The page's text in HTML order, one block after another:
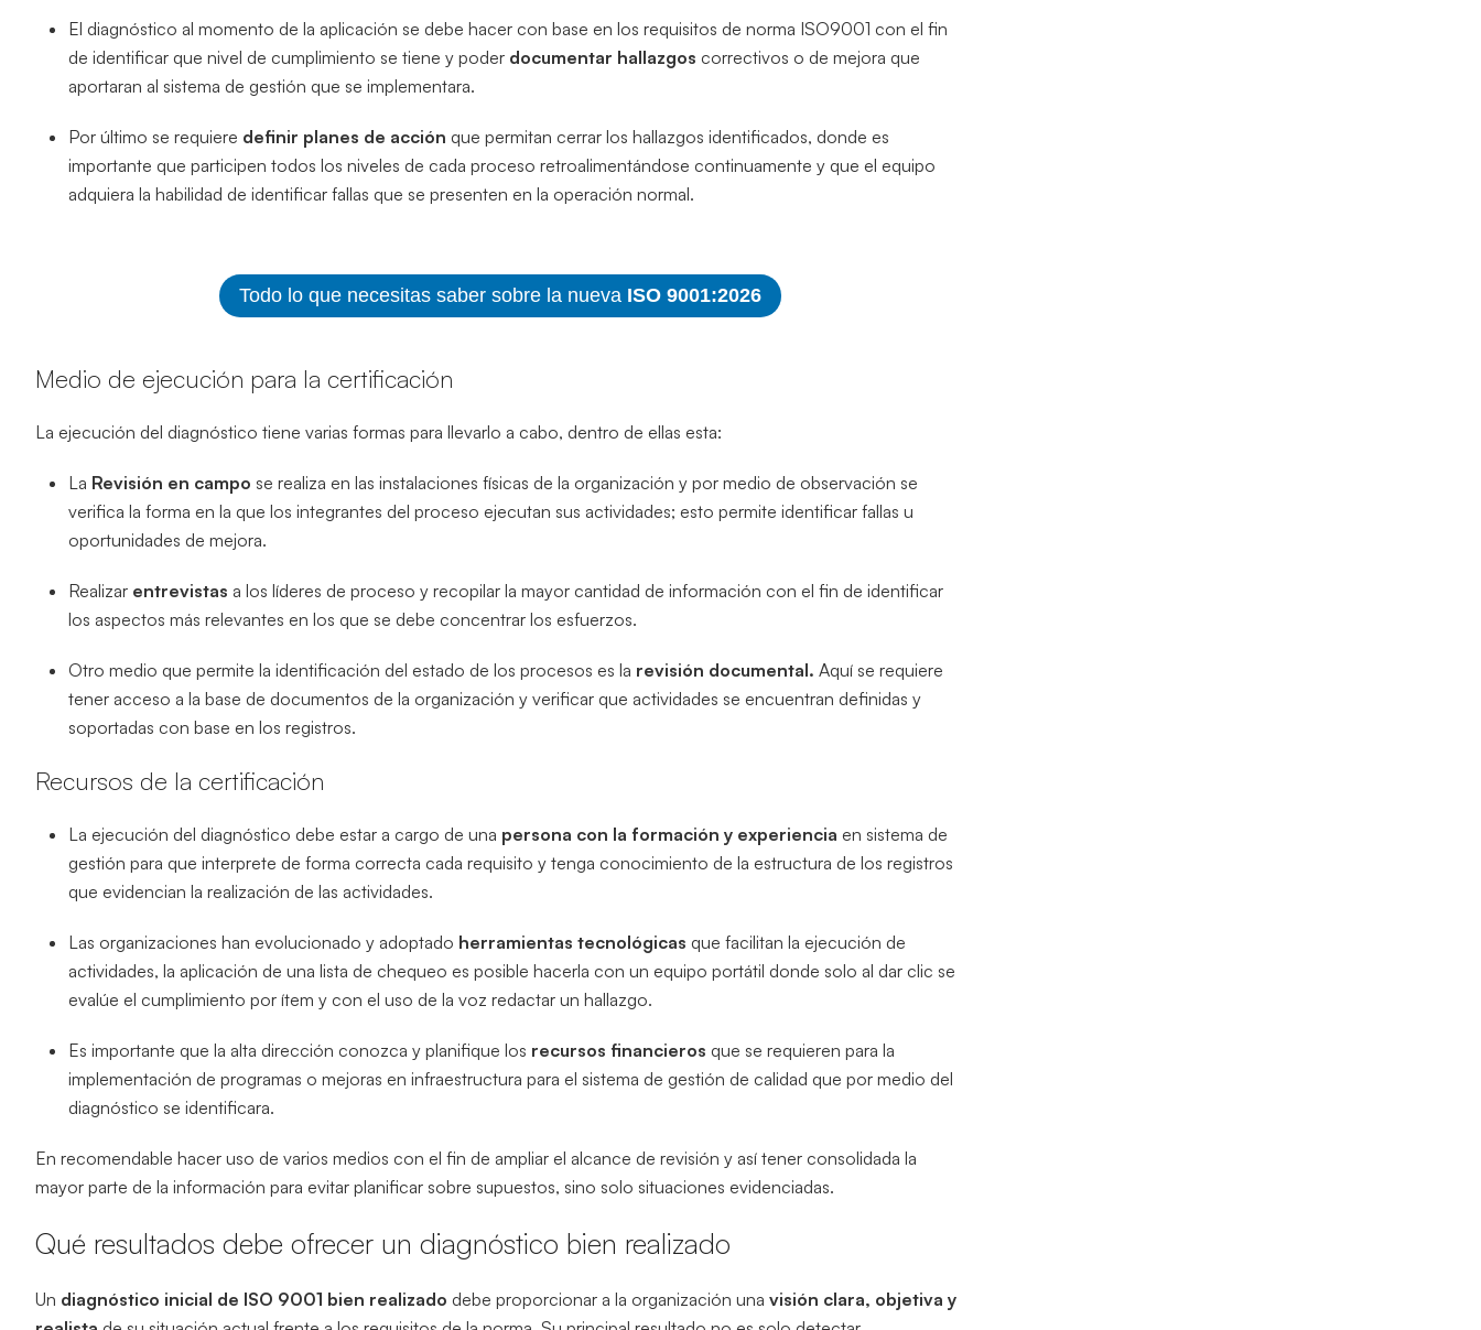
El diagnóstico al momento de la aplicación se debe hacer con base en los requisitos de norma ISO9001 con el fin
de identificar que nivel de cumplimiento se tiene y poder documentar hallazgos correctivos o de mejora que
aportaran al sistema de gestión que se implementara.
Por último se requiere definir planes de acción que permitan cerrar los hallazgos identificados, donde es
importante que participen todos los niveles de cada proceso retroalimentándose continuamente y que el equipo
adquiera la habilidad de identificar fallas que se presenten en la operación normal.
Todo lo que necesitas saber sobre la nueva ISO 9001:2026
Medio de ejecución para la certificación
La ejecución del diagnóstico tiene varias formas para llevarlo a cabo, dentro de ellas esta:
La Revisión en campo se realiza en las instalaciones físicas de la organización y por medio de observación se
verifica la forma en la que los integrantes del proceso ejecutan sus actividades; esto permite identificar fallas u
oportunidades de mejora.
Realizar entrevistas a los líderes de proceso y recopilar la mayor cantidad de información con el fin de identificar
los aspectos más relevantes en los que se debe concentrar los esfuerzos.
Otro medio que permite la identificación del estado de los procesos es la revisión documental. Aquí se requiere
tener acceso a la base de documentos de la organización y verificar que actividades se encuentran definidas y
soportadas con base en los registros.
Recursos de la certificación
La ejecución del diagnóstico debe estar a cargo de una persona con la formación y experiencia en sistema de
gestión para que interprete de forma correcta cada requisito y tenga conocimiento de la estructura de los registros
que evidencian la realización de las actividades.
Las organizaciones han evolucionado y adoptado herramientas tecnológicas que facilitan la ejecución de
actividades, la aplicación de una lista de chequeo es posible hacerla con un equipo portátil donde solo al dar clic se
evalúe el cumplimiento por ítem y con el uso de la voz redactar un hallazgo.
Es importante que la alta dirección conozca y planifique los recursos financieros que se requieren para la
implementación de programas o mejoras en infraestructura para el sistema de gestión de calidad que por medio del
diagnóstico se identificara.
En recomendable hacer uso de varios medios con el fin de ampliar el alcance de revisión y así tener consolidada la
mayor parte de la información para evitar planificar sobre supuestos, sino solo situaciones evidenciadas.
Qué resultados debe ofrecer un diagnóstico bien realizado
Un diagnóstico inicial de ISO 9001 bien realizado debe proporcionar a la organización una visión clara, objetiva y